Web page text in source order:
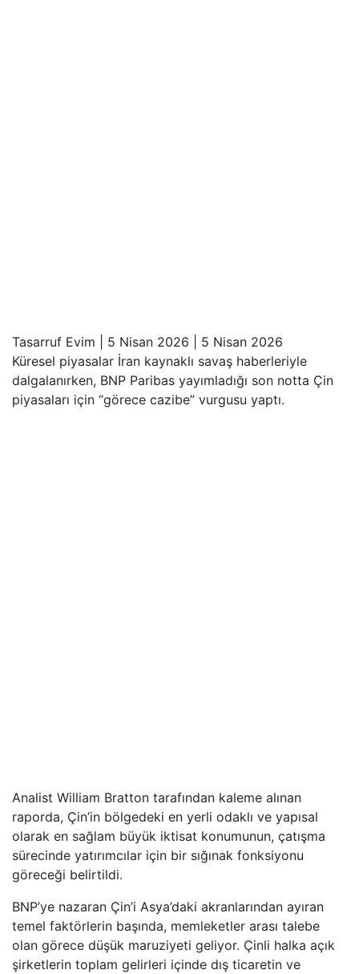
Tasarruf Evim 5 Nisan 2026
5 Nisan 2026
Küresel piyasalar İran kaynaklı savaş haberleriyle
dalgalanırken, BNP Paribas yayımladığı son notta Çin
piyasaları için “görece cazibe” vurgusu yaptı.
Analist William Bratton tarafından kaleme alınan
raporda, Çin’in bölgedeki en yerli odaklı ve yapısal
olarak en sağlam büyük iktisat konumunun, çatışma
sürecinde yatırımcılar için bir sığınak fonksiyonu
göreceği belirtildi.
BNP’ye nazaran Çin’i Asya’daki akranlarından ayıran
temel faktörlerin başında, memleketler arası talebe
olan görece düşük maruziyeti geliyor. Çinli halka açık
şirketlerin toplam gelirleri içinde dış ticaretin ve